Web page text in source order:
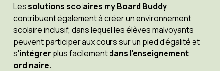
Lessolutions scolaires my Board Buddy
contribuent également à créer un environnement
scolaire inclusif, dans lequel les élèves malvoyants
peuvent participer aux cours sur un pied d'égalité et
s'intégrer plus facilementdans l'enseignement
ordinaire.